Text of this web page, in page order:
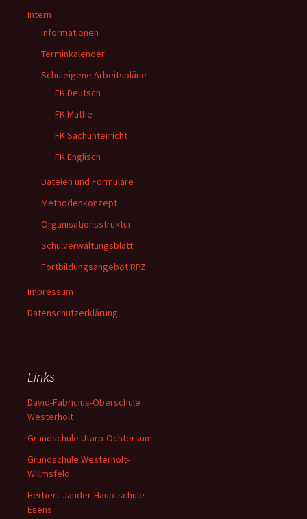
Intern
Informationen
Terminkalender
Schuleigene Arbeitspläne
FK Deutsch
FK Mathe
FK Sachunterricht
FK Englisch
Dateien und Formulare
Methodenkonzept
Organisationsstruktur
Schulverwaltungsblatt
Fortbildungsangebot RPZ
Impressum
Datenschutzerklärung
Links
David-Fabricius-Oberschule
Westerholt
Grundschule Utarp-Ochtersum
Grundschule Westerholt-
Willmsfeld
Herbert-Jander-Hauptschule
Esens